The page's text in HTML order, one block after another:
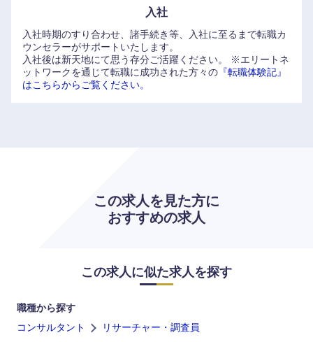
入社
入社時期のすり合わせ、諸手続き等、入社に至るまで転職カ
ウンセラーがサポートいたします。
入社後は新天地にて思う存分ご活躍ください。
※エリートネ
ットワークを通じて転職に成功された方々の 『転職体験記』
はこちらからご覧ください。
この求人を見た方に
おすすめの求人
この求人に似た求人を探す
職種から探す
コンサルタント
リサーチャー・調査員
佐賀県
長崎県 熊本県
大分県